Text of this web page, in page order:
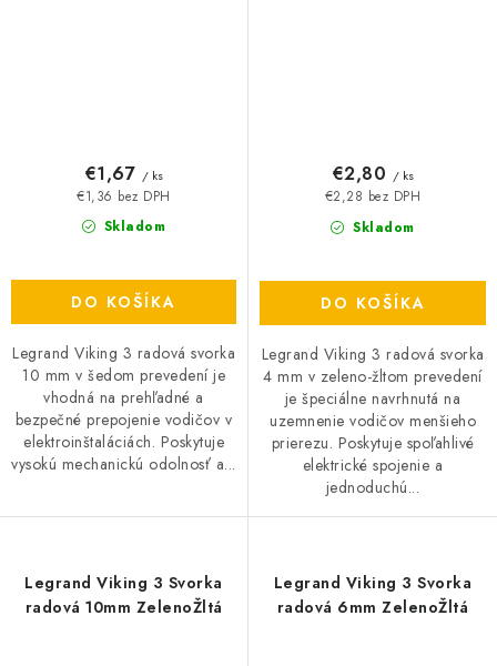
Skladom
€1,36 bez DPH
€1,67 / ks
DO KOŠÍKA
Legrand Viking 3 radová svorka
10 mm v šedom prevedení je
vhodná na prehľadné a
bezpečné prepojenie vodičov v
elektroinštaláciách. Poskytuje
vysokú mechanickú odolnosť a...
Skladom
€2,28 bez DPH
€2,80 / ks
DO KOŠÍKA
Legrand Viking 3 radová svorka
4 mm v zeleno-žltom prevedení
je špeciálne navrhnutá na
uzemnenie vodičov menšieho
prierezu. Poskytuje spoľahlivé
elektrické spojenie a
jednoduchú...
Legrand Viking 3 Svorka
radová 10mm ZelenoŽltá
Legrand Viking 3 Svorka
radová 6mm ZelenoŽltá